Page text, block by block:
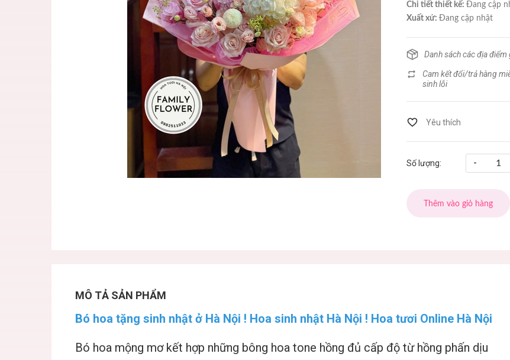
Chi tiết thiết kế: Đang cập
Xuất xứ: Đang cập nhật
Danh sách các địa điểm
Cam kết đổi/trả hàng
sinh lỗi
Số lượng: -
Thêm vào giỏ hàng
MÔ TẢ SẢN PHẨM
Bó hoa tặng sinh nhật ở Hà Nội ! Hoa sinh nhật Hà Nội ! Hoa tươi Online Hà Nội
Bó hoa mộng mơ kết hợp những bông hoa tone hồng đủ cấp độ từ hồng phấn dịu